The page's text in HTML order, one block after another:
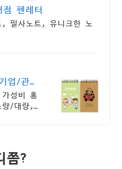
펜레터
, 필사노트, 유니크한 노
업/관공
성비 홍
/대량,
쯤?